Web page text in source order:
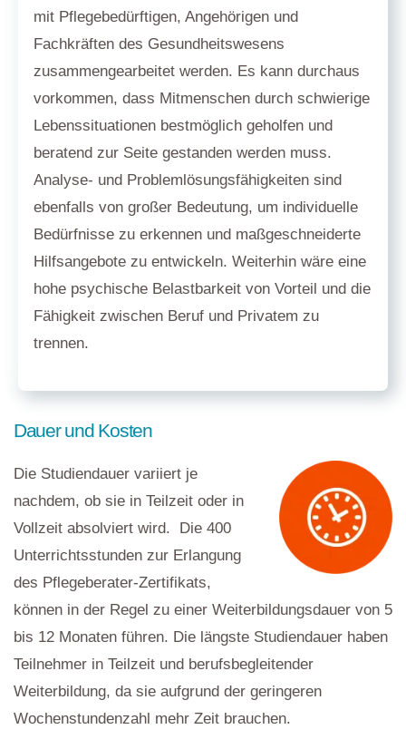
mit Pflegebedürftigen, Angehörigen und
Fachkräften des Gesundheitswesens
zusammengearbeitet werden. Es kann durchaus
vorkommen, dass Mitmenschen durch schwierige
Lebenssituationen bestmöglich geholfen und
beratend zur Seite gestanden werden muss.
Analyse- und Problemlösungsfähigkeiten sind
ebenfalls von großer Bedeutung, um individuelle
Bedürfnisse zu erkennen und maßgeschneiderte
Hilfsangebote zu entwickeln. Weiterhin wäre eine
hohe psychische Belastbarkeit von Vorteil und die
Fähigkeit zwischen Beruf und Privatem zu
trennen.
Dauer und Kosten
Die Studiendauer variiert je
nachdem, ob sie in Teilzeit oder in
Vollzeit absolviert wird. Die 400
Unterrichtsstunden zur Erlangung
des Pflegeberater-Zertifikats,
können in der Regel zu einer Weiterbildungsdauer von 5
bis 12 Monaten führen. Die längste Studiendauer haben
Teilnehmer in Teilzeit und berufsbegleitender
Weiterbildung, da sie aufgrund der geringeren
Wochenstundenzahl mehr Zeit brauchen.